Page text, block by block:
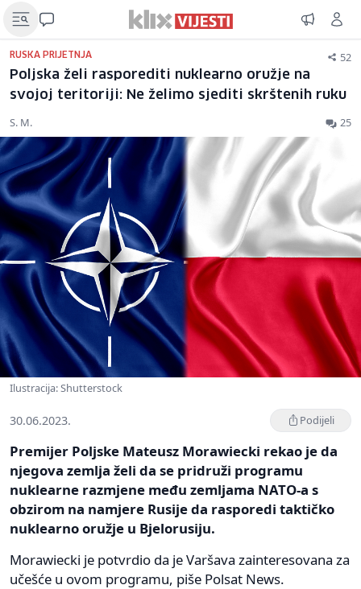
RUSKA PRIJETNJA 52
Poljska želi rasporediti nuklearno oružje na
svojoj teritoriji: Ne želimo sjediti skrštenih ruku
S. M. 25
Ilustracija: Shutterstock
30.06.2023. Podijeli
Premijer Poljske Mateusz Morawiecki rekao je da
njegova zemlja želi da se pridruži programu
nuklearne razmjene među zemljama NATO-a s
obzirom na namjere Rusije da rasporedi taktičko
nuklearno oružje u Bjelorusiju.
Morawiecki je potvrdio da je Varšava zainteresovana za
učešće u ovom programu, piše Polsat News.